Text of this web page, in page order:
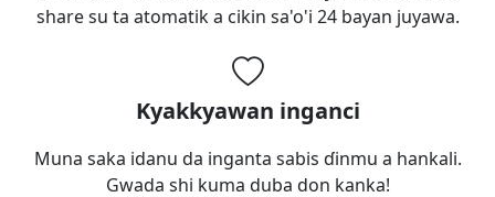
share su ta atomatik a cikin sa'o'i 24 bayan juyawa.
Kyakkyawan inganci
Muna saka idanu da inganta sabis ɗinmu a hankali.
Gwada shi kuma duba don kanka!